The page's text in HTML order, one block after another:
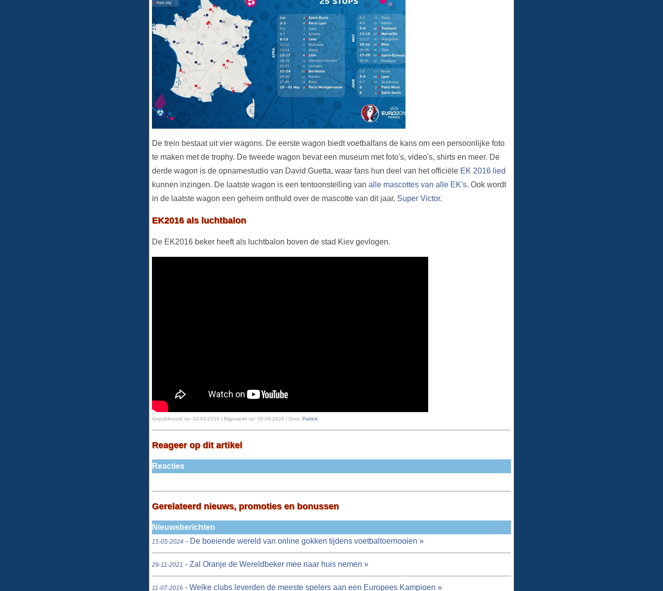
De trein bestaat uit vier wagons. De eerste wagon biedt voetbalfans de kans om een persoonlijke foto
te maken met de trophy. De tweede wagon bevat een museum met foto's, video's, shirts en meer. De
derde wagon is de opnamestudio van David Guetta, waar fans hun deel van het officiële EK 2016 lied
kunnen inzingen. De laatste wagon is een tentoonstelling van alle mascottes van alle EK's. Ook wordt
in de laatste wagon een geheim onthuld over de mascotte van dit jaar, Super Victor.
EK2016 als luchtbalon
De EK2016 beker heeft als luchtbalon boven de stad Kiev gevlogen.
Gepubliceerd op: 03-03-2016 | Bijgewerkt op: 05-08-2026 | Door: Patrick
Reageer op dit artikel
Reacties
Gerelateerd nieuws, promoties en bonussen
Nieuwsberichten
15-05-2024 - De boeiende wereld van online gokken tijdens voetbaltoernooien »
29-11-2021 - Zal Oranje de Wereldbeker mee naar huis nemen »
11-07-2016 - Welke clubs leverden de meeste spelers aan een Europees Kampioen »